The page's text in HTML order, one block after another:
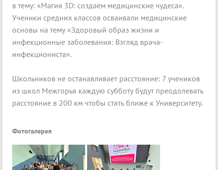
в тему: «Магия 3D: создаём медицинские чудеса».
Ученики средних классов осваивали медицинские
основы на тему «Здоровый образ жизни и
инфекционные заболевания: Взгляд врача-
инфекциониста».
Школьников не останавливает расстояние: 7 учеников
из школ Межгорья каждую субботу будут преодолевать
расстояние в 200 км чтобы стать ближе к Университету.
Фотогалерея